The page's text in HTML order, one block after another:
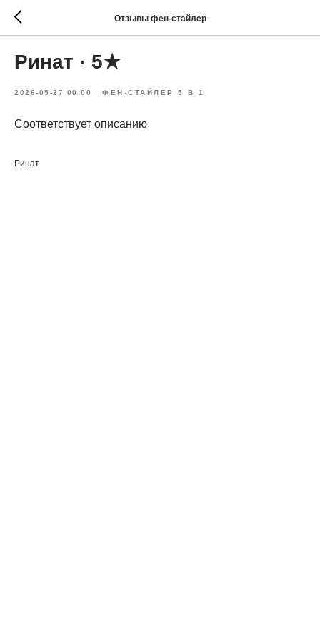
Отзывы фен-стайлер
Ринат · 5★
2026-05-27 00:00 ФЕН-СТАЙЛЕР 5 В 1
Соответствует описанию
Ринат